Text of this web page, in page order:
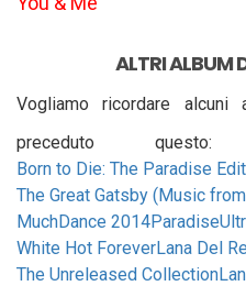
ALTRI ALBUM
Vogliamo ricordare
preceduto
Born to Die: The Paradise
The Great Gatsby (Music
MuchDance 2014Paradise
White Hot ForeverLana Del
The Unreleased Collection